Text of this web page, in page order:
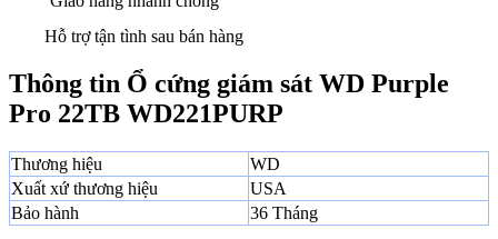
Hỗ trợ tận tình sau bán hàng
Thông tin Ổ cứng giám sát WD Purple
Pro 22TB WD221PURP
Thương hiệu
WD
Xuất xứ thương hiệu
USA
Bảo hành
36 Tháng